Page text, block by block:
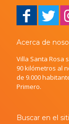
Acerca de
Villa Santa Rosa
90 kilómetros al
de 9.000
Primero.
Buscar en el